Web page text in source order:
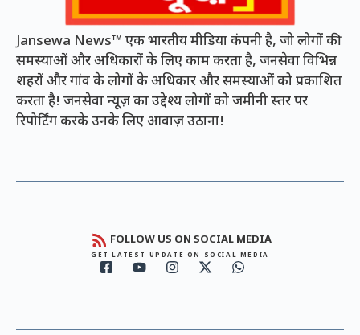
Jansewa News™ एक भारतीय मीडिया कंपनी है, जो लोगों की
समस्याओं और अधिकारों के लिए काम करता है, जनसेवा विभिन्न
शहरों और गांव के लोगों के अधिकार और समस्याओं को प्रकाशित
करता है! जनसेवा न्यूज़ का उद्देश्य लोगों को जमीनी स्तर पर
रिपोर्टिंग करके उनके लिए आवाज़ उठाना!
FOLLOW US ON SOCIAL MEDIA
GET LATEST UPDATE ON SOCIAL MEDIA